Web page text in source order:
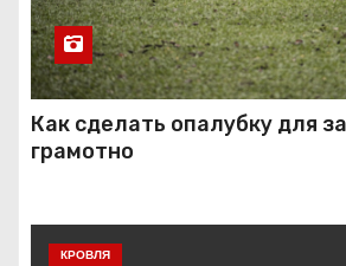
Как сделать опалубку для
грамотно
КРОВЛЯ